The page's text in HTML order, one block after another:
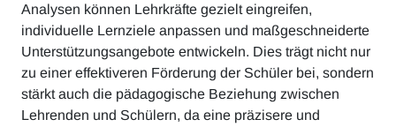
Analysen können Lehrkräfte gezielt eingreifen,
individuelle Lernziele anpassen und maßgeschneiderte
Unterstützungsangebote entwickeln. Dies trägt nicht nur
zu einer effektiveren Förderung der Schüler bei, sondern
stärkt auch die pädagogische Beziehung zwischen
Lehrenden und Schülern, da eine präzisere und